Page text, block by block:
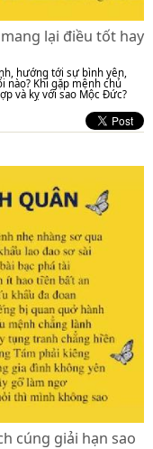
lại điều tốt hay
hướng tới sự bình yên,
nào? Khi gặp mệnh chủ
và kỵ với sao Mộc Đức?
cúng giải hạn sao